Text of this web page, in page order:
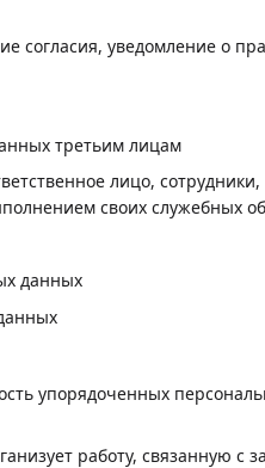
согласия, уведомление о
третьим лицам
лицо,
своих служебных
данных
упорядоченных
работу, связанную с